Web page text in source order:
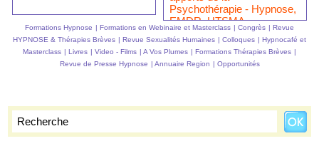
Psychothérapie - Hypnose,
EMDR, HTSMA,
Algodystrophie,
Traitements, Traitement
Algodystrophie, Traitement
EMDR, Traitement
Formations Hypnose Formations en Webinaire et Masterclass Congrès
Revue
HYPNOSE & Thérapies Brèves
Revue Sexualités Humaines Colloques
Hypnocafé et
Masterclass
Livres Video - Films A Vos Plumes Formations Thérapies Brèves
Revue de Presse Hypnose
Annuaire Region Opportunités